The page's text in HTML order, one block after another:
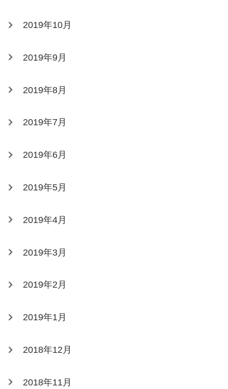
2019年10月
2019年9月
2019年8月
2019年7月
2019年6月
2019年5月
2019年4月
2019年3月
2019年2月
2019年1月
2018年12月
2018年11月